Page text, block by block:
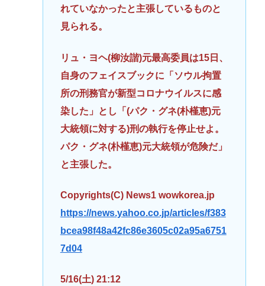
れていなかったと主張しているものと
見られる。
リュ・ヨヘ(柳汝諧)元最高委員は15日、
自身のフェイスブックに「ソウル拘置
所の刑務官が新型コロナウイルスに感
染した」とし「(パク・グネ(朴槿恵)元
大統領に対する)刑の執行を停止せよ。
パク・グネ(朴槿恵)元大統領が危険だ」
と主張した。
Copyrights(C) News1 wowkorea.jp
https://news.yahoo.co.jp/articles/f383
bcea98f48a42fc86e3605c02a95a6751
7d04
5/16(土) 21:12